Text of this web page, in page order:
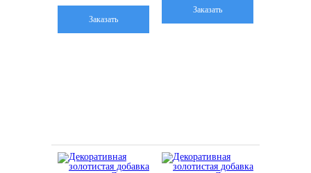
Заказать
Заказать